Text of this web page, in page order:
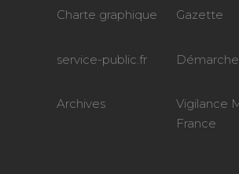
Charte graphique Gazette
service-public.fr
Archives
Vigilance
France